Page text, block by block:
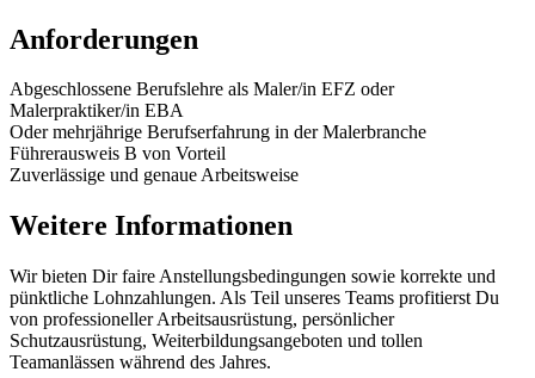
Anforderungen
Abgeschlossene Berufslehre als Maler/in EFZ oder
Malerpraktiker/in EBA
Oder mehrjährige Berufserfahrung in der Malerbranche
Führerausweis B von Vorteil
Zuverlässige und genaue Arbeitsweise
Weitere Informationen
Wir bieten Dir faire Anstellungsbedingungen sowie korrekte und
pünktliche Lohnzahlungen. Als Teil unseres Teams profitierst Du
von professioneller Arbeitsausrüstung, persönlicher
Schutzausrüstung, Weiterbildungsangeboten und tollen
Teamanlässen während des Jahres.